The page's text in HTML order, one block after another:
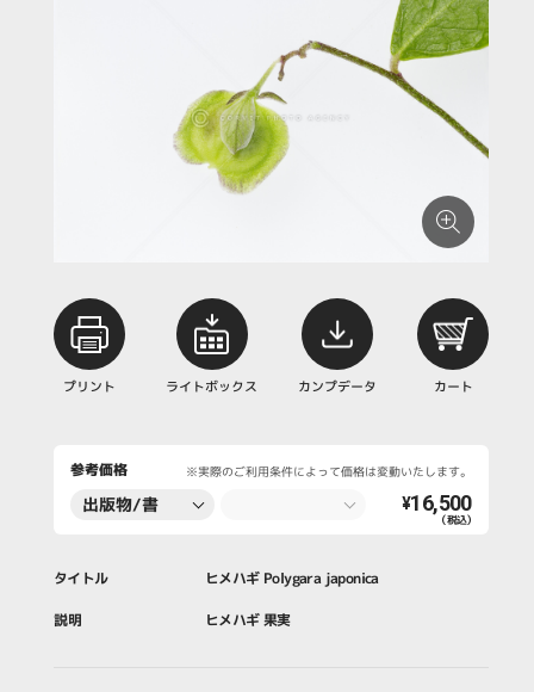
プリント ライトボックス カンプデータ カート
参考価格 ※実際のご利用条件によって価格は変動いたします。
出版物/書
¥16,500
（税込）
タイトル ヒメハギ Polygara japonica
説明 ヒメハギ 果実